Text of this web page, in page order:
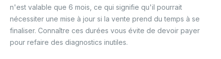
n'est valable que 6 mois, ce qui signifie qu'il pourrait
nécessiter une mise à jour si la vente prend du temps à se
finaliser. Connaître ces durées vous évite de devoir payer
pour refaire des diagnostics inutiles.